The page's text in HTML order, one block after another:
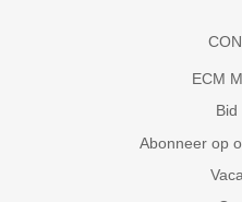
ECM
Bid
Abonneer op